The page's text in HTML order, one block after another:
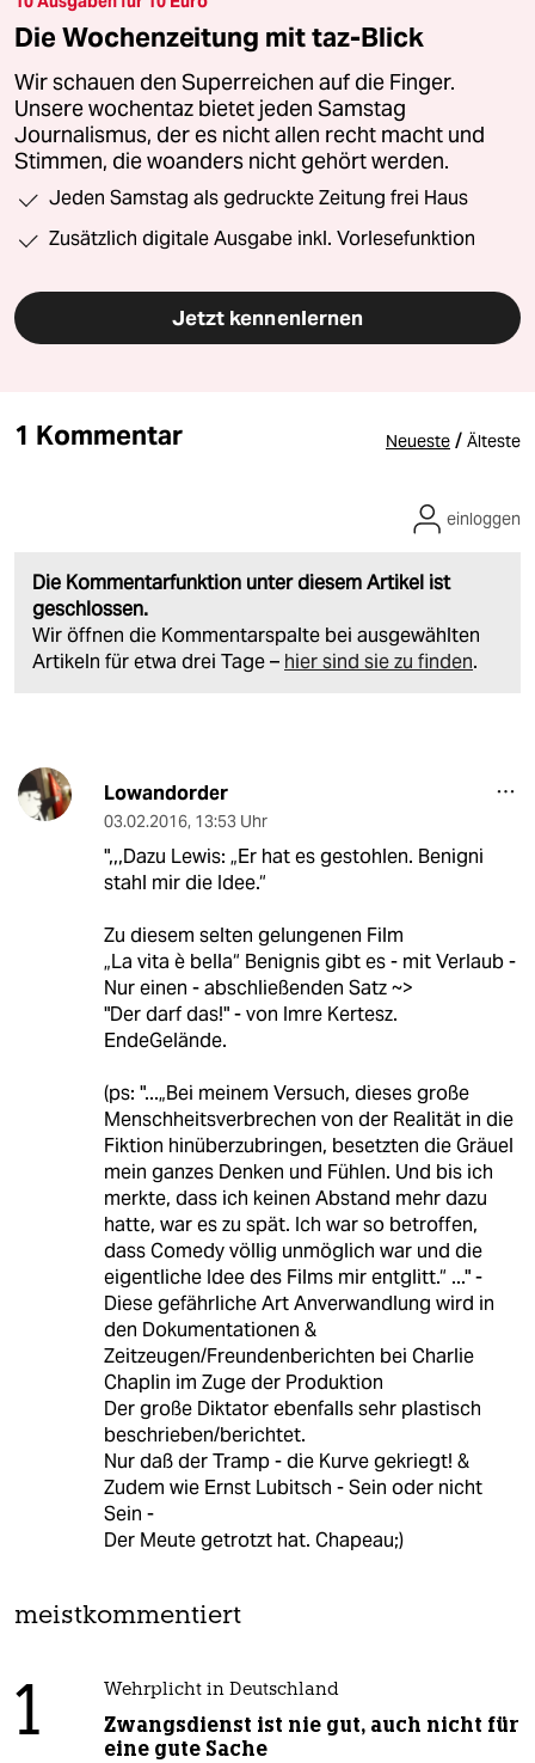
Die Wochenzeitung mit taz-Blick
Wir schauen den Superreichen auf die Finger.
Unsere wochentaz bietet jeden Samstag
Journalismus, der es nicht allen recht macht und
Stimmen, die woanders nicht gehört werden.
Jeden Samstag als gedruckte Zeitung frei Haus
Zusätzlich digitale Ausgabe inkl. Vorlesefunktion
Jetzt kennenlernen
1 Kommentar Neueste / Älteste
Die Kommentarfunktion unter diesem Artikel ist
geschlossen.
Wir öffnen die Kommentarspalte bei ausgewählten
Artikeln für etwa drei Tage – hier sind sie zu finden.
einloggen
Lowandorder
03.02.2016, 13:53 Uhr
",,,Dazu Lewis: „Er hat es gestohlen. Benigni
stahl mir die Idee.“
Zu diesem selten gelungenen Film
„La vita è bella“ Benignis gibt es - mit Verlaub -
Nur einen - abschließenden Satz ~>
"Der darf das!" - von Imre Kertesz.
EndeGelände.
(ps: "...„Bei meinem Versuch, dieses große
Menschheitsverbrechen von der Realität in die
Fiktion hinüberzubringen, besetzten die Gräuel
mein ganzes Denken und Fühlen. Und bis ich
merkte, dass ich keinen Abstand mehr dazu
hatte, war es zu spät. Ich war so betroffen,
dass Comedy völlig unmöglich war und die
eigentliche Idee des Films mir entglitt.“ ..." -
Diese gefährliche Art Anverwandlung wird in
den Dokumentationen &
Zeitzeugen/Freundenberichten bei Charlie
Chaplin im Zuge der Produktion
Der große Diktator ebenfalls sehr plastisch
beschrieben/berichtet.
Nur daß der Tramp - die Kurve gekriegt! &
Zudem wie Ernst Lubitsch - Sein oder nicht
Sein -
Der Meute getrotzt hat. Chapeau;)
meistkommentiert
1 Wehrplicht in Deutschland
Zwangsdienst ist nie gut, auch nicht für
eine gute Sache